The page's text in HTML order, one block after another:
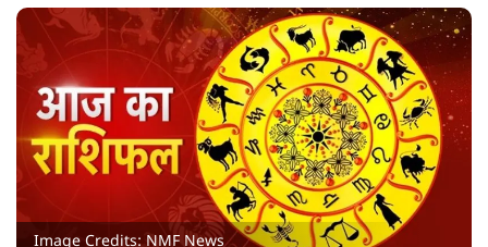
Image Credits: NMF News